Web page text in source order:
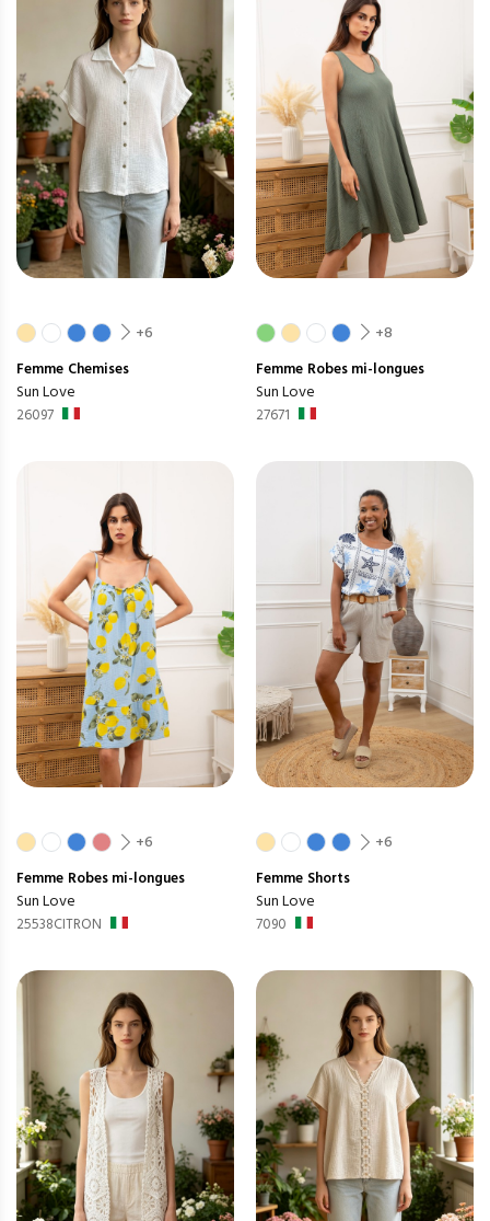
+6
Femme Chemises
Sun Love
26097
+8
Femme Robes mi-longues
Sun Love
27671
+6
Femme Robes mi-longues
Sun Love
25538CITRON
+6
Femme Shorts
Sun Love
7090